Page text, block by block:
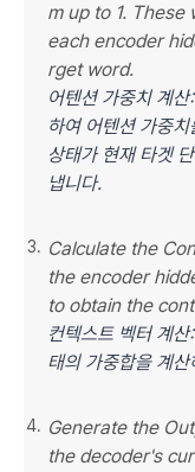
m up to 1.
each encoder
rget word.
어텐션 가중치 계
하여 어텐션 가중
상태가 현재 타겟
냅니다.
Calculate the
the encoder
to obtain the
컨텍스트 벡터 계
태의 가중합을 계
Generate the
the decoder's